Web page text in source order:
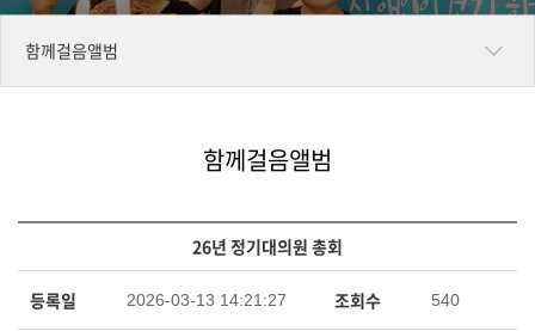
함께걸음앨범
사무국
함께걸음앨범
26년 정기대의원 총회
등록일 2026-03-13 14:21:27 조회수 540